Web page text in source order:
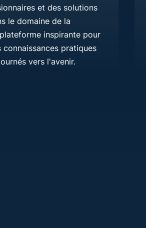
et des solutions
le domaine de la
inspirante pour
pratiques
vers l'avenir.